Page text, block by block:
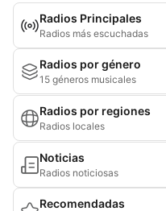
Radios Principales
Radios más escuchadas
Radios por género
15 géneros musicales
Radios por regiones
Radios locales
Noticias
Radios noticiosas
Recomendadas